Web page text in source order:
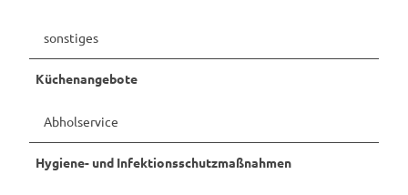
sonstiges
Küchenangebote
Abholservice
Hygiene- und Infektionsschutzmaßnahmen